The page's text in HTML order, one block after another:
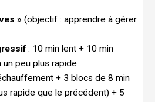
» (objectif : apprendre à gérer
: 10 min lent + 10 min
peu plus rapide
+ 3 blocs de 8 min
rapide que le précédent) + 5